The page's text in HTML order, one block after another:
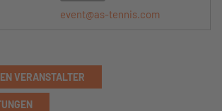
event@as-tennis.com
VERANSTALTER